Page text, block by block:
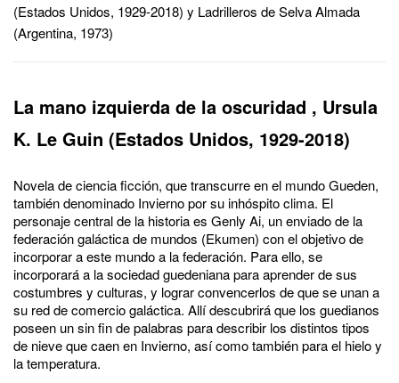
(Estados Unidos, 1929-2018) y Ladrilleros de Selva Almada
(Argentina, 1973)
La mano izquierda de la oscuridad , Ursula
K. Le Guin (Estados Unidos, 1929-2018)
Novela de ciencia ficción, que transcurre en el mundo Gueden,
también denominado Invierno por su inhóspito clima. El
personaje central de la historia es Genly Ai, un enviado de la
federación galáctica de mundos (Ekumen) con el objetivo de
incorporar a este mundo a la federación. Para ello, se
incorporará a la sociedad guedeniana para aprender de sus
costumbres y culturas, y lograr convencerlos de que se unan a
su red de comercio galáctica. Allí descubrirá que los guedianos
poseen un sin fin de palabras para describir los distintos tipos
de nieve que caen en Invierno, así como también para el hielo y
la temperatura.